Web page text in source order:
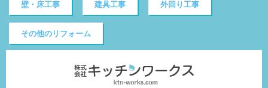
壁・床工事 建具工事 外回り工事
その他のリフォーム